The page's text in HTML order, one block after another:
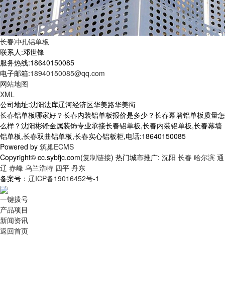
长春冲孔铝单板
联系人:邓世锋
服务热线:18640150085
电子邮箱:18940150085@qq.com
网站地图
XML
公司地址:沈阳法库辽河经济区华美路华美街
长春铝单板哪家好？长春内装铝单板报价是多少？长春幕墙铝单板质量怎
么样？沈阳彬锋金属装饰专业承接长春铝单板,长春内装铝单板,长春幕墙
铝单板,长春双曲铝单板,长春实心铝板柜,电话:18640150085
Powered by 筑巢ECMS
Copyright© cc.sybfjc.com(复制链接) 热门城市推广: 沈阳 长春 哈尔滨 通
辽 赤峰 乌兰浩特 四平 丹东
备案号： 辽ICP备19016452号-1
一键拨号
产品项目
新闻资讯
返回首页